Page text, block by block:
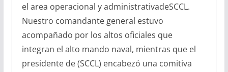
el area operacional y administrativadeSCCL.
Nuestro comandante general estuvo
acompañado por los altos oficiales que
integran el alto mando naval, mientras que el
presidente de (SCCL) encabezó una comitiva